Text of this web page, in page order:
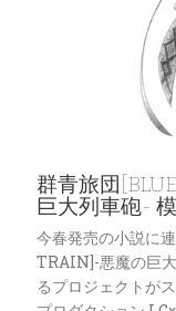
群青旅団
巨大列車砲-
今春発売の小説に
TRAIN]-悪魔の巨
るプロジェクトが